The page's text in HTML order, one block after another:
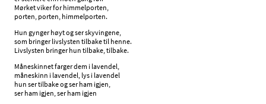
Mørket viker for himmelporten,
porten, porten, himmelporten.
Hun gynger høyt og ser skyvingene,
som bringer livslysten tilbake til henne.
Livslysten bringer hun tilbake, tilbake.
Måneskinnet farger dem i lavendel,
måneskinn i lavendel, lys i lavendel
hun ser tilbake og ser ham igjen,
ser ham igjen, ser ham igjen